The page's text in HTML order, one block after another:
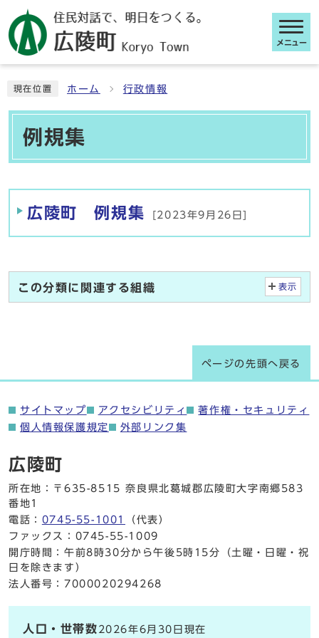
メニュー
現在位置 ホーム 行政情報
例規集
メインメニュー
広陵町 例規集 [2023年9月26日]
この分類に関連する組織 表示
ページの先頭へ戻る
サイトマップ アクセシビリティ
著作権・セキュリティ
個人情報保護規定
外部リンク集
広陵町
所在地：〒635-8515 奈良県北葛城郡広陵町大字南郷583
番地1
電話： 0745-55-1001
（代表）
ファックス：0745-55-1009
開庁時間：午前8時30分から午後5時15分（土曜・日曜・祝
日を除きます）
法人番号：7000020294268
人口・世帯数 2026年6月30日現在